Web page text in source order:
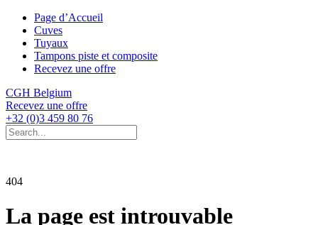
Page d’Accueil
Cuves
Tuyaux
Tampons piste et composite
Recevez une offre
CGH Belgium
Recevez une offre
+32 (0)3 459 80 76
404
La page est introuvable